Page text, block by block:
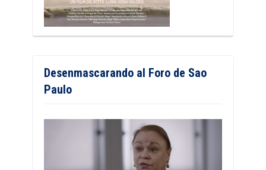
Desenmascarando al Foro de Sao
Paulo